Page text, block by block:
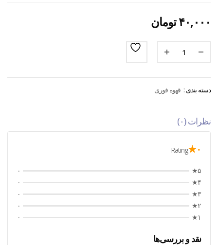
۴۰,۰۰۰تومان
دسته بندی : قهوه فوری
نظرات (۰)
۰★ Rating
۵★
۰
۴★
۰
۳★
۰
۲★
۰
۱★
۰
نقد و بررسی‌ها